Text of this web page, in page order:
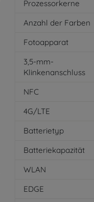
Prozessorkerne
Anzahl der Farben
Fotoapparat
3,5-mm-
Klinkenanschluss
NFC
4G/LTE
Batterietyp
Batteriekapazität
WLAN
EDGE